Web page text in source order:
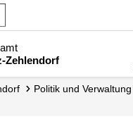
Zehlendorf
Politik und Verwaltung